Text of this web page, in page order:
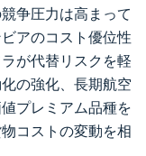
争圧力は高まって
アのコスト優位性
が代替リスクを軽
の強化、長期航空
プレミアム品種を
コストの変動を相